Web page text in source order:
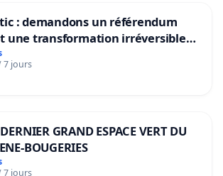
: demandons un référendum
une transformation irréversible
»
7 jours
GRAND ESPACE VERT DU
BOUGERIES
7 jours